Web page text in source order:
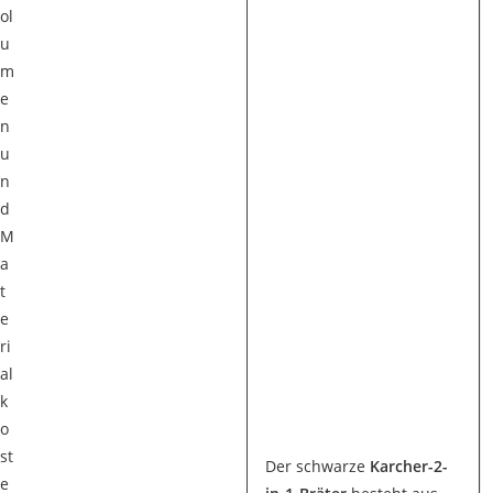
ol
u
m
e
n
u
n
d
M
a
t
e
ri
al
k
o
st
e
Der schwarze Karcher-2-